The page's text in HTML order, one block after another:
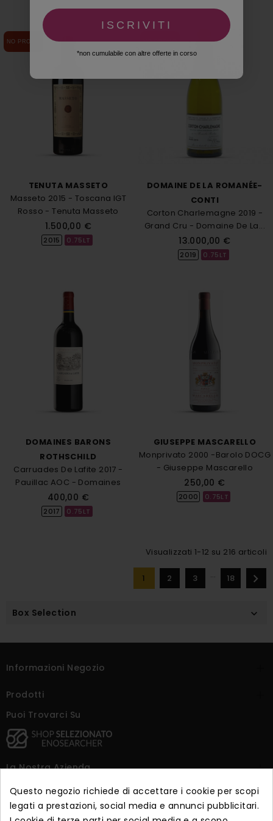
NO PROMO
TENUTA MASSETO
Masseto 2015 - Toscana IGT
Rosso - Tenuta Masseto
1.500,00 €
2015 0.75LT
NO PROMO
DOMAINE DE LA ROMANÉE-
CONTI
Corton Charlemagne 2019 -
Grand Cru - Domaine De La...
13.000,00 €
2019 0.75LT
DOMAINES BARONS
ROTHSCHILD
Carruades De Lafite 2017 -
Pauillac AOC - Domaines
Barons De...
400,00 €
2017 0.75LT
GIUSEPPE MASCARELLO
Monprivato 2000 -Barolo DOCG
- Giuseppe Mascarello
250,00 €
2000 0.75LT
Visualizzati 1-12 su 216 articoli
1 2 3 … 18 
Box Selection 
Informazioni Negozio
Prodotti
Puoi Trovarci Su
La Nostra Azienda 
Dicono Di Noi 
Questo negozio richiede di accettare i cookie per scopi
legati a prestazioni, social media e annunci pubblicitari.
ISCRIVITI
*non cumulabile con altre offerte in corso